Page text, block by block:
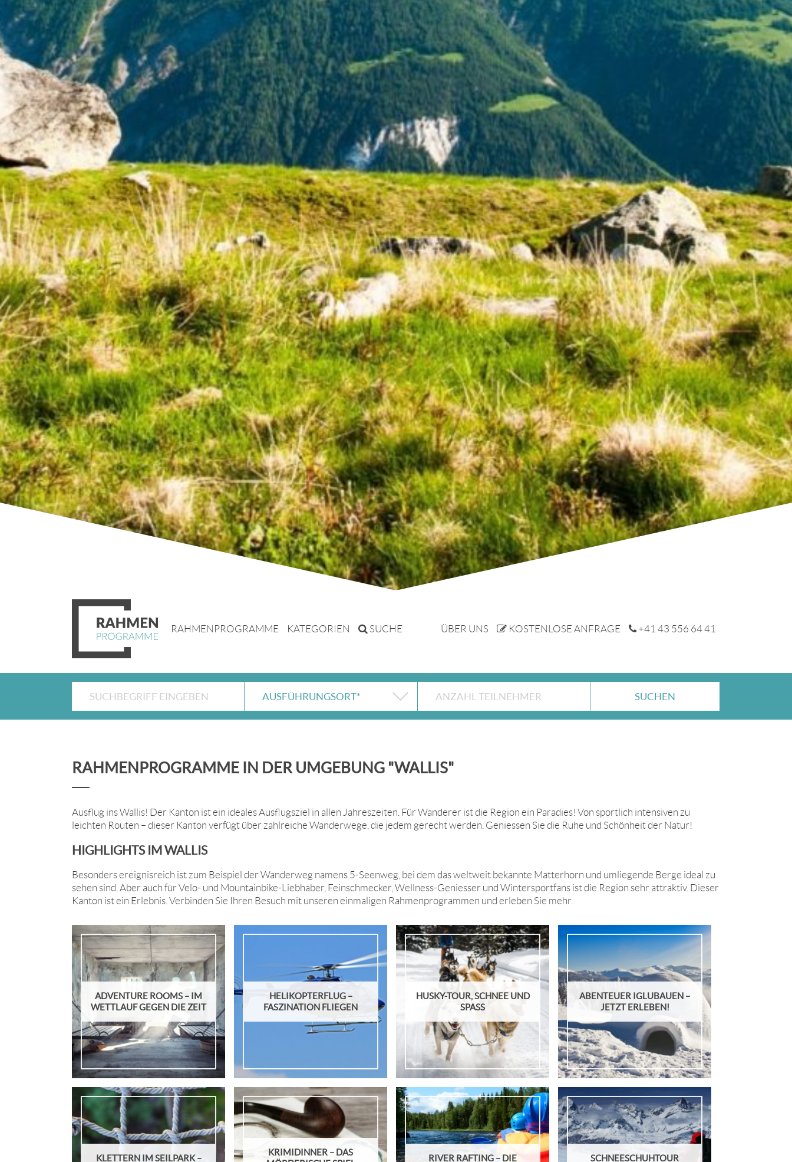
RAHMENPROGRAMME KATEGORIEN SUCHE ÜBER UNS KOSTENLOSE ANFRAGE +41 43 556 64 41
RAHMENPROGRAMME IN DER UMGEBUNG "WALLIS"
Ausflug ins Wallis! Der Kanton ist ein ideales Ausflugsziel in allen Jahreszeiten. Für Wanderer ist die Region ein Paradies! Von sportlich intensiven zu
leichten Routen – dieser Kanton verfügt über zahlreiche Wanderwege, die jedem gerecht werden. Geniessen Sie die Ruhe und Schönheit der Natur!
HIGHLIGHTS IM WALLIS
Besonders ereignisreich ist zum Beispiel der Wanderweg namens 5-Seenweg, bei dem das weltweit bekannte Matterhorn und umliegende Berge ideal zu
sehen sind. Aber auch für Velo- und Mountainbike-Liebhaber, Feinschmecker, Wellness-Geniesser und Wintersportfans ist die Region sehr attraktiv. Dieser
Kanton ist ein Erlebnis. Verbinden Sie Ihren Besuch mit unseren einmaligen Rahmenprogrammen und erleben Sie mehr.
ADVENTURE ROOMS – IM
WETTLAUF GEGEN DIE ZEIT
HELIKOPTERFLUG –
FASZINATION FLIEGEN
HUSKY-TOUR, SCHNEE UND
SPASS
ABENTEUER IGLUBAUEN –
JETZT ERLEBEN!
KLETTERN IM SEILPARK –
KRIMIDINNER – DAS
RIVER RAFTING – DIE SCHNEESCHUHTOUR